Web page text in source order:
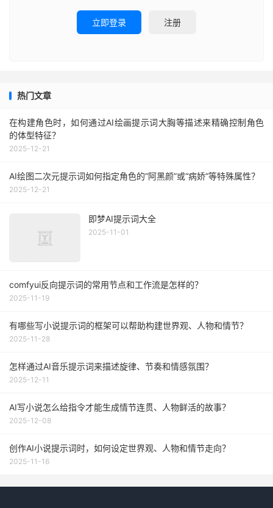
立即登录 注册
热门文章
在构建角色时，如何通过AI绘画提示词大胸等描述来精确控制角色
的体型特征？
2025-12-21
AI绘图二次元提示词如何指定角色的“阿黑颜”或“病娇”等特殊属性？
2025-12-21
即梦AI提示词大全
2025-11-01
comfyui反向提示词的常用节点和工作流是怎样的？
2025-11-19
有哪些写小说提示词的框架可以帮助构建世界观、人物和情节？
2025-11-28
怎样通过AI音乐提示词来描述旋律、节奏和情感氛围？
2025-12-11
AI写小说怎么给指令才能生成情节连贯、人物鲜活的故事？
2025-12-08
创作AI小说提示词时，如何设定世界观、人物和情节走向？
2025-11-16